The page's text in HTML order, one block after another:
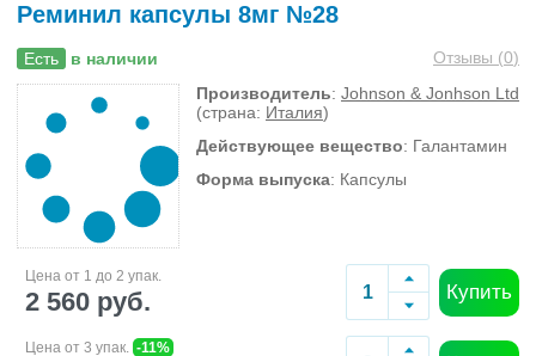
Реминил капсулы 8мг №28
Есть в наличии Отзывы (0)
Производитель: Johnson & Jonhson Ltd
(страна: Италия)
Действующее вещество: Галантамин
Форма выпуска: Капсулы
Цена от 1 до 2 упак.
2 560 руб. Купить
Цена от 3 упак. -11%